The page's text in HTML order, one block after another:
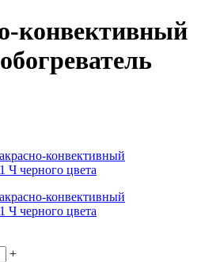
конвективный
+